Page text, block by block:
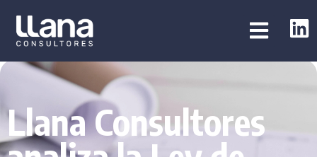
Llana Consultores